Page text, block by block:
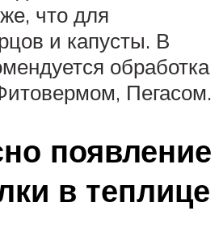
что для
и капусты. В
обработка
Пегасом.
появление
в теплице